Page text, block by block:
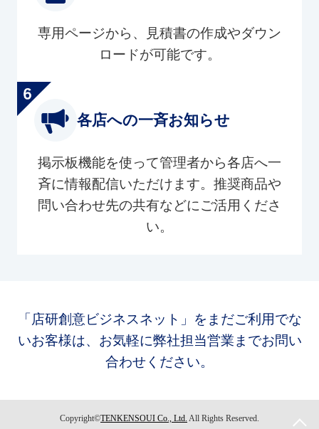
専用ページから、見積書の作成やダウン
ロードが可能です。
各店への一斉お知らせ
掲示板機能を使って管理者から各店へ一
斉に情報配信いただけます。推奨商品や
問い合わせ先の共有などにご活用くださ
い。
「店研創意ビジネスネット」をまだご利用でな
いお客様は、お気軽に弊社担当営業までお問い
合わせください。
Copyright©TENKENSOUI Co., Ltd. All Rights Reserved.